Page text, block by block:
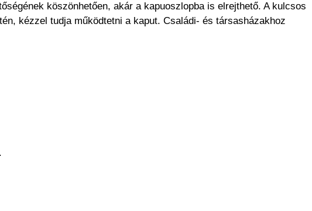
köszönhetően, akár a kapuoszlopba is elrejthető. A kulcsos
kézzel tudja működtetni a kaput. Családi- és társasházakhoz